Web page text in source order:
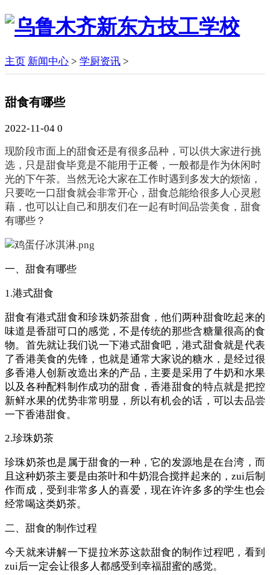
主页 新闻中心 > 学厨资讯 >
甜食有哪些
2022-11-04 0
现阶段市面上的甜食还是有很多品种，可以供大家进行挑
选，只是甜食毕竟是不能用于正餐，一般都是作为休闲时
光的下午茶。当然无论大家在工作时遇到多发大的烦恼，
只要吃一口甜食就会非常开心，甜食总能给很多人心灵慰
藉，也可以让自己和朋友们在一起有时间品尝美食，甜食
有哪些？
一、甜食有哪些
1.港式甜食
甜食有港式甜食和珍珠奶茶甜食，他们两种甜食吃起来的
味道是香甜可口的感觉，不是传统的那些含糖量很高的食
物。首先就让我们说一下港式甜食吧，港式甜食就是代表
了香港美食的先锋，也就是通常大家说的糖水，是经过很
多香港人创新改造出来的产品，主要是采用了牛奶和水果
以及各种配料制作成功的甜食，香港甜食的特点就是把控
新鲜水果的优势非常明显，所以有机会的话，可以去品尝
一下香港甜食。
2.珍珠奶茶
珍珠奶茶也是属于甜食的一种，它的发源地是在台湾，而
且这种奶茶主要是由茶叶和牛奶混合搅拌起来的，zui后制
作而成，受到非常多人的喜爱，现在许许多多的学生也会
经常喝这类奶茶。
二、甜食的制作过程
今天就来讲解一下提拉米苏这款甜食的制作过程吧，看到
zui后一定会让很多人都感受到幸福甜蜜的感觉。